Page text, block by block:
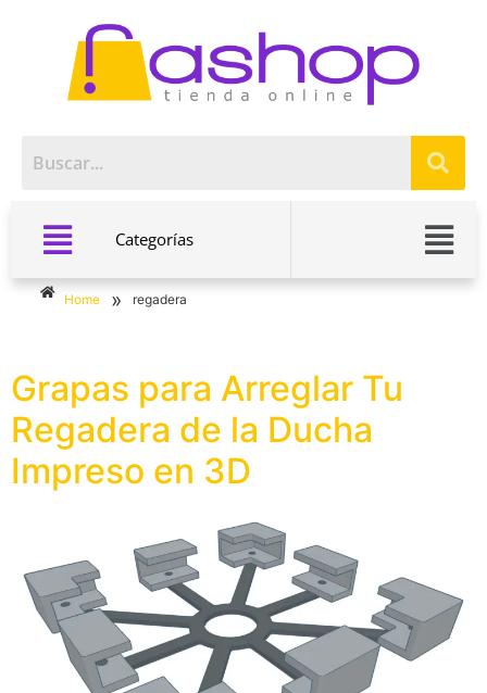
Categorías
Home » regadera
Grapas para Arreglar Tu
Regadera de la Ducha
Impreso en 3D